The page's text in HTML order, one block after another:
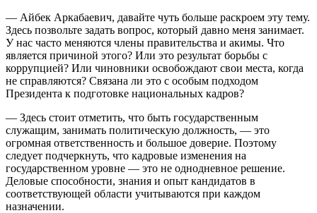
— Айбек Аркабаевич, давайте чуть больше раскроем эту тему.
Здесь позвольте задать вопрос, который давно меня занимает.
У нас часто меняются члены правительства и акимы. Что
является причиной этого? Или это результат борьбы с
коррупцией? Или чиновники освобождают свои места, когда
не справляются? Связана ли это с особым подходом
Президента к подготовке национальных кадров?
— Здесь стоит отметить, что быть государственным
служащим, занимать политическую должность, — это
огромная ответственность и большое доверие. Поэтому
следует подчеркнуть, что кадровые изменения на
государственном уровне — это не однодневное решение.
Деловые способности, знания и опыт кандидатов в
соответствующей области учитываются при каждом
назначении.